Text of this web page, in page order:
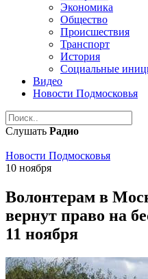
Экономика
Общество
Происшествия
Транспорт
История
Социальные
Видео
Новости Подмосковья
Слушать Радио
Новости Подмосковья
10 ноября
Волонтерам в
вернут право на
11 ноября